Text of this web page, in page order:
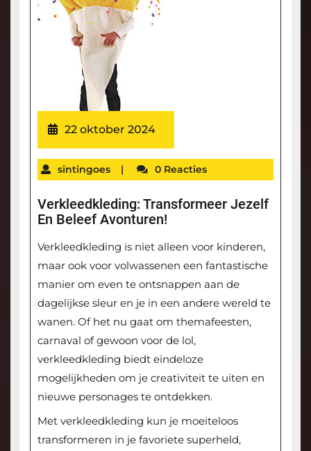
22 oktober 2024
sintingoes | 0 Reacties
Verkleedkleding: Transformeer Jezelf
En Beleef Avonturen!
Verkleedkleding is niet alleen voor kinderen,
maar ook voor volwassenen een fantastische
manier om even te ontsnappen aan de
dagelijkse sleur en je in een andere wereld te
wanen. Of het nu gaat om themafeesten,
carnaval of gewoon voor de lol,
verkleedkleding biedt eindeloze
mogelijkheden om je creativiteit te uiten en
nieuwe personages te ontdekken.
Met verkleedkleding kun je moeiteloos
transformeren in je favoriete superheld,